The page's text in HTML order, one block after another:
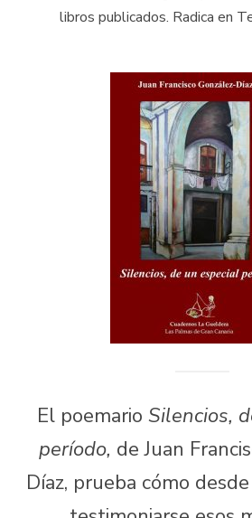
libros publicados. Radica en
El poemario Silencios,
período, de Juan
Díaz, prueba cómo